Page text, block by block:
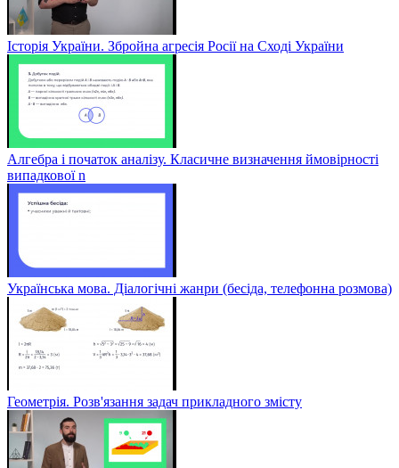
Історія України. Збройна агресія Росії на Сході України
Алгебра і початок аналізу. Класичне визначення ймовірності
випадкової n
Українська мова. Діалогічні жанри (бесіда, телефонна розмова)
Геометрія. Розв'язання задач прикладного змісту